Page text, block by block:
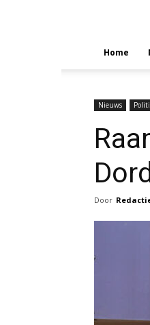
Home
Nieuws
Door